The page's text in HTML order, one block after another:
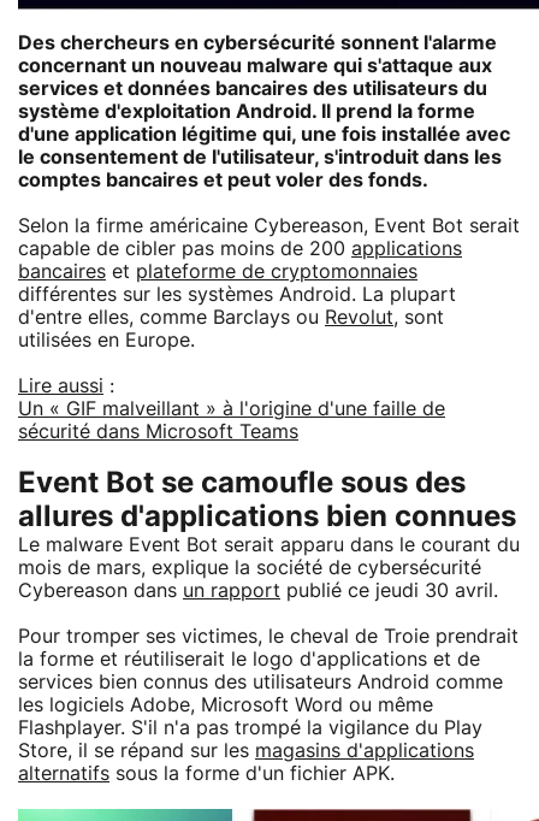
Des chercheurs en cybersécurité sonnent l'alarme
concernant un nouveau malware qui s'attaque aux
services et données bancaires des utilisateurs du
système d'exploitation Android. Il prend la forme
d'une application légitime qui, une fois installée avec
le consentement de l'utilisateur, s'introduit dans les
comptes bancaires et peut voler des fonds.
Selon la firme américaine Cybereason, Event Bot serait
capable de cibler pas moins de 200 applications
bancaires et plateforme de cryptomonnaies
différentes sur les systèmes Android. La plupart
d'entre elles, comme Barclays ou Revolut, sont
utilisées en Europe.
Lire aussi :
Un « GIF malveillant » à l'origine d'une faille de
sécurité dans Microsoft Teams
Event Bot se camoufle sous des
allures d'applications bien connues
Le malware Event Bot serait apparu dans le courant du
mois de mars, explique la société de cybersécurité
Cybereason dans un rapport publié ce jeudi 30 avril.
Pour tromper ses victimes, le cheval de Troie prendrait
la forme et réutiliserait le logo d'applications et de
services bien connus des utilisateurs Android comme
les logiciels Adobe, Microsoft Word ou même
Flashplayer. S'il n'a pas trompé la vigilance du Play
Store, il se répand sur les magasins d'applications
alternatifs sous la forme d'un fichier APK.